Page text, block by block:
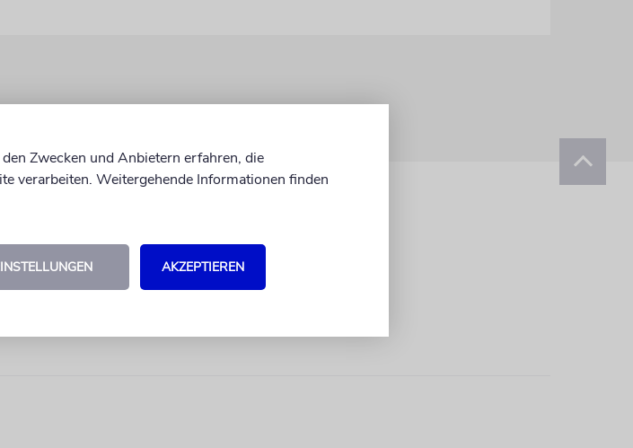
Zwecken und Anbietern erfahren, die
verarbeiten. Weitergehende Informationen finden
AKZEPTIEREN